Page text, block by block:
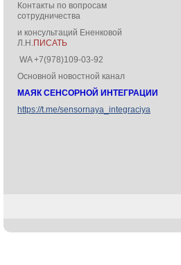
Контакты по вопросам
сотрудничества
и консультаций Ененковой
Л.Н.ПИСАТЬ
WA +7(978)109-03-92
Основной новостной канал
МАЯК СЕНСОРНОЙ ИНТЕГРАЦИИ
https://t.me/sensornaya_integraciya